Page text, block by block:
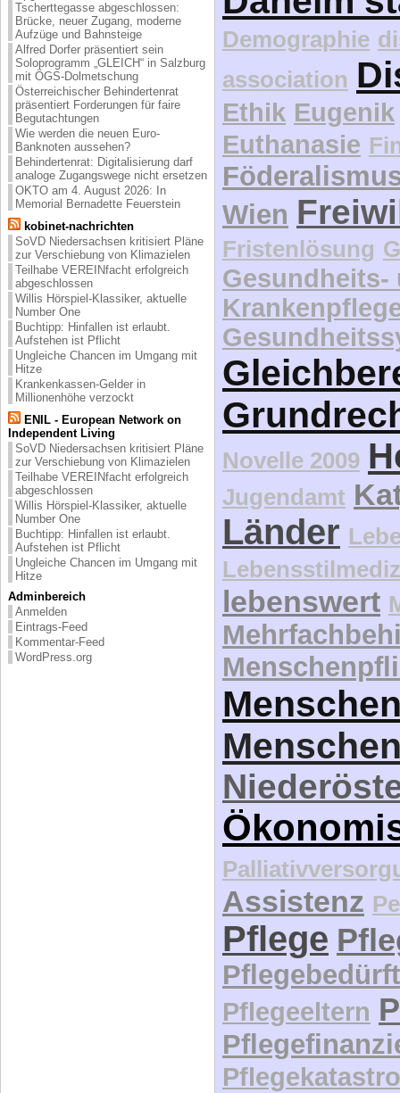
Tscherttegasse abgeschlossen:
Brücke, neuer Zugang, moderne
Aufzüge und Bahnsteige
Alfred Dorfer präsentiert sein
Soloprogramm „GLEICH“ in Salzburg
mit ÖGS-Dolmetschung
Österreichischer Behindertenrat
präsentiert Forderungen für faire
Begutachtungen
Wie werden die neuen Euro-
Banknoten aussehen?
Behindertenrat: Digitalisierung darf
analoge Zugangswege nicht ersetzen
OKTO am 4. August 2026: In
Memorial Bernadette Feuerstein
kobinet-nachrichten
SoVD Niedersachsen kritisiert Pläne
zur Verschiebung von Klimazielen
Teilhabe VEREINfacht erfolgreich
abgeschlossen
Willis Hörspiel-Klassiker, aktuelle
Number One
Buchtipp: Hinfallen ist erlaubt.
Aufstehen ist Pflicht
Ungleiche Chancen im Umgang mit
Hitze
Krankenkassen-Gelder in
Millionenhöhe verzockt
ENIL - European Network on
Independent Living
SoVD Niedersachsen kritisiert Pläne
zur Verschiebung von Klimazielen
Teilhabe VEREINfacht erfolgreich
abgeschlossen
Willis Hörspiel-Klassiker, aktuelle
Number One
Buchtipp: Hinfallen ist erlaubt.
Aufstehen ist Pflicht
Ungleiche Chancen im Umgang mit
Hitze
Adminbereich
Anmelden
Eintrags-Feed
Kommentar-Feed
WordPress.org
Demographie
association
Ethik Eugenik
Euthanasie
Wien
Fristenlösung
Gesundheits-
Novelle 2009
Jugendamt
Länder
lebenswert
Assistenz
Pflege
Pflegeeltern